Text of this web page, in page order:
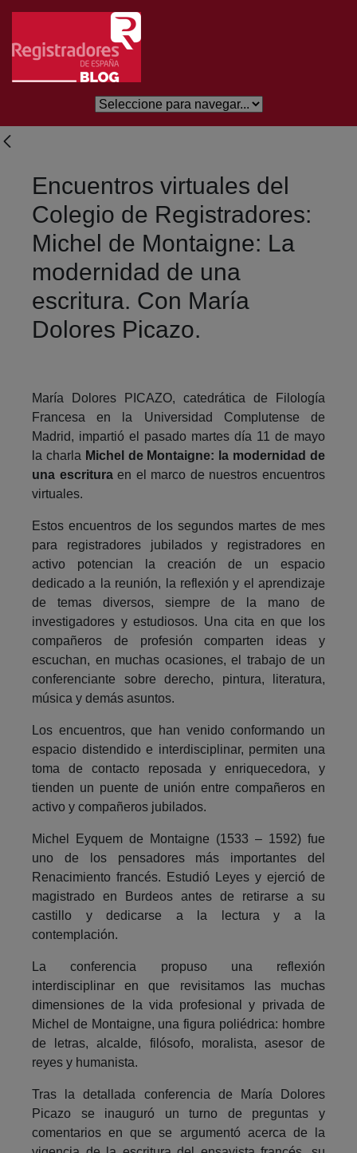
Skip to Main Content
Encuentros virtuales del
Colegio de Registradores:
Michel de Montaigne: La
modernidad de una
escritura. Con María
Dolores Picazo.
María Dolores PICAZO, catedrática de Filología
Francesa en la Universidad Complutense de
Madrid, impartió el pasado martes día 11 de mayo
la charla Michel de Montaigne: la modernidad de
una escrituraen el marco de nuestros encuentros
virtuales.
Estos encuentros de los segundos martes de mes
para registradores jubilados y registradores en
activo potencian la creación de un espacio
dedicado a la reunión, la reflexión y el aprendizaje
de temas diversos, siempre de la mano de
investigadores y estudiosos. Una cita en que los
compañeros de profesión comparten ideas y
escuchan, en muchas ocasiones, el trabajo de un
conferenciante sobre derecho, pintura, literatura,
música y demás asuntos.
Los encuentros, que han venido conformando un
espacio distendido e interdisciplinar, permiten una
toma de contacto reposada y enriquecedora, y
tienden un puente de unión entre compañeros en
activo y compañeros jubilados.
Michel Eyquem de Montaigne (1533 – 1592) fue
uno de los pensadores más importantes del
Renacimiento francés. Estudió Leyes y ejerció de
magistrado en Burdeos antes de retirarse a su
castillo y dedicarse a la lectura y a la
contemplación.
La conferencia propuso una reflexión
interdisciplinar en que revisitamos las muchas
dimensiones de la vida profesional y privada de
Michel de Montaigne, una figura poliédrica: hombre
de letras, alcalde, filósofo, moralista, asesor de
reyes y humanista.
Tras la detallada conferencia de María Dolores
Picazo se inauguró un turno de preguntas y
comentarios en que se argumentó acerca de la